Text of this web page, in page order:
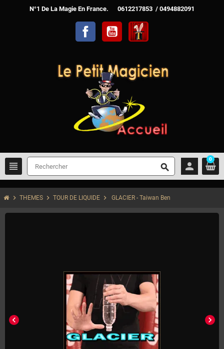
N°1 De La Magie En France. 0612217853 / 0494882091
Facebook YouTube
view_headline search person
0
chevron_right THEMES chevron_right TOUR DE LIQUIDE chevron_right GLACIER - Taiwan Ben
chevron_left chevron_right